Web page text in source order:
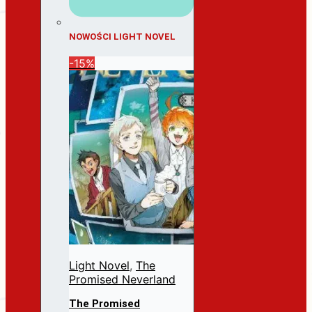
NOWOŚCI LIGHT NOVEL
-15%
Light Novel, The
Promised Neverland
The Promised